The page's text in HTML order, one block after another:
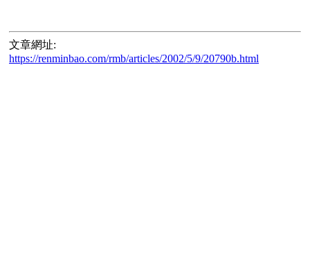
文章網址:
https://renminbao.com/rmb/articles/2002/5/9/20790b.html